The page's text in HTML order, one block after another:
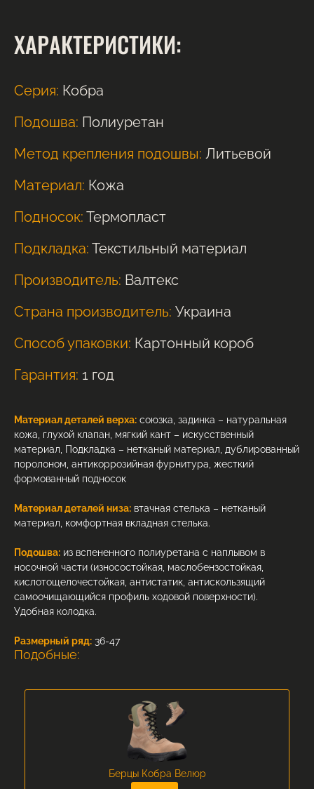
ХАРАКТЕРИСТИКИ:
Серия: Кобра
Подошва: Полиуретан
Метод крепления подошвы: Литьевой
Материал: Кожа
Подносок: Термопласт
Подкладка: Текстильный материал
Производитель: Валтекс
Страна производитель: Украина
Способ упаковки: Картонный короб
Гарантия: 1 год
Материал деталей верха: союзка, задинка – натуральная
кожа, глухой клапан, мягкий кант – искусственный
материал, Подкладка – нетканый материал, дублированный
поролоном, антикоррозийная фурнитура, жесткий
формованный подносок
Материал деталей низа: втачная стелька – нетканый
материал, комфортная вкладная стелька.
Подошва: из вспененного полиуретана с наплывом в
носочной части (износостойкая, маслобензостойкая,
кислотощелочестойкая, антистатик, антискользящий
самоочищающийся профиль ходовой поверхности).
Удобная колодка.
Размерный ряд: 36-47
Подобные:
Берцы Кобра Велюр